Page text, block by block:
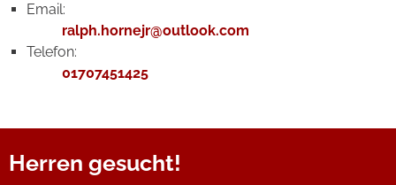
Email:
ralph.hornejr@outlook.com
Telefon:
01707451425
Herren gesucht!